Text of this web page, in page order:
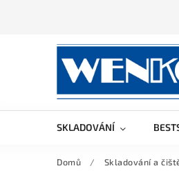
SKLADOVÁNÍ
Domů / Skladování a